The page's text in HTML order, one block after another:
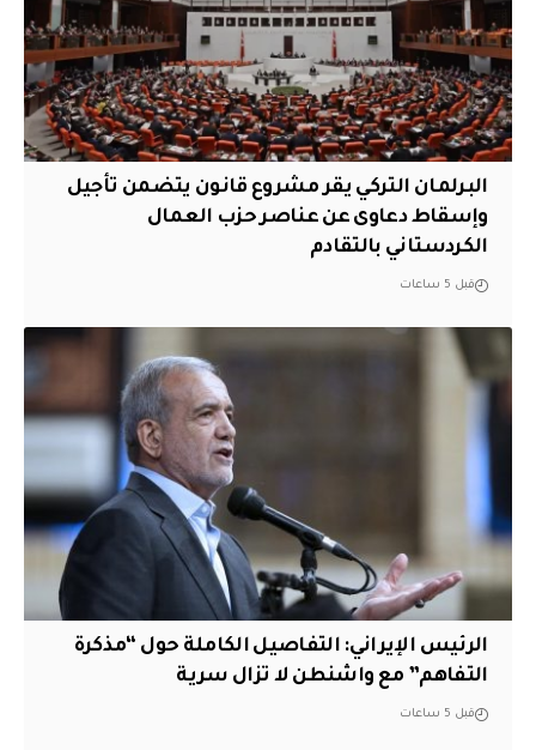
البرلمان التركي يقر مشروع قانون يتضمن تأجيل
وإسقاط دعاوى عن عناصر حزب العمال
الكردستاني بالتقادم
قبل 5 ساعات
الرئيس الإيراني: التفاصيل الكاملة حول “مذكرة
التفاهم” مع واشنطن لا تزال سرية
قبل 5 ساعات